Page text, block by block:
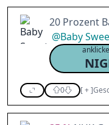
20 Prozent
@Baby
0 [+]